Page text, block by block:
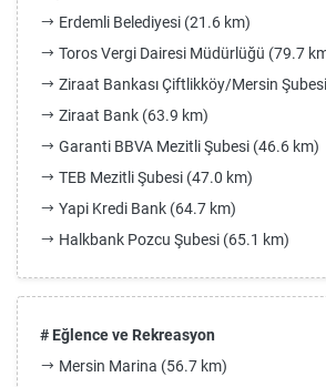
Erdemli Belediyesi (21.6 km)
Toros Vergi Dairesi Müdürlüğü (79.7
Ziraat Bankası Çiftlikköy/Mersin
Ziraat Bank (63.9 km)
Garanti BBVA Mezitli Şubesi (46.6 km)
TEB Mezitli Şubesi (47.0 km)
Yapi Kredi Bank (64.7 km)
Halkbank Pozcu Şubesi (65.1 km)
# Eğlence ve Rekreasyon
Mersin Marina (56.7 km)